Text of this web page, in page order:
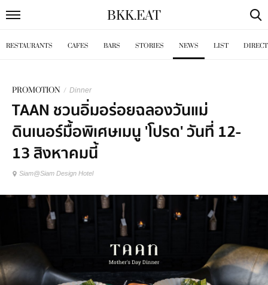
BKK.EAT
RESTAURANTS CAFES BARS STORIES NEWS LIST
PROMOTION / Dinner
TAAN ชวนอิ่มอร่อยฉลองวันแม่
ดินเนอร์มื้อพิเศษเมนู 'โปรด' วันที่ 12-
13 สิงหาคมนี้
Siam@Siam Design Hotel